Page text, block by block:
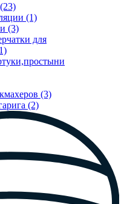
(1)
(3)
для
(3)
(2)